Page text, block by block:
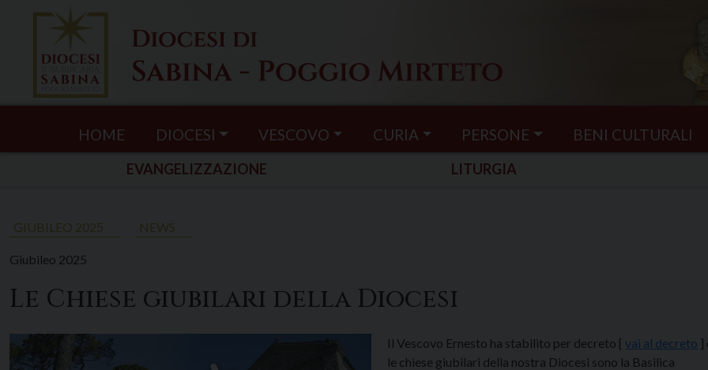
HOME DIOCESI VESCOVO CURIA PERSONE BENI CULTURALI
EVANGELIZZAZIONE LITURGIA
GIUBILEO 2025 NEWS
Giubileo 2025
Le Chiese giubilari della Diocesi
Il Vescovo Ernesto ha stabilito per decreto [vai al decreto ]
le chiese giubilari della nostra Diocesi sono la Basilica